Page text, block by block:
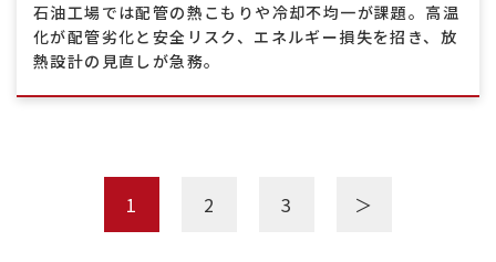
石油工場では配管の熱こもりや冷却不均一が課題。高温
化が配管劣化と安全リスク、エネルギー損失を招き、放
熱設計の見直しが急務。
1 2 3 ＞